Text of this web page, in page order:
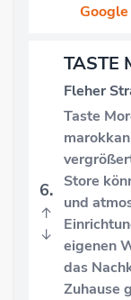
6.
↑
↓
TASTE
Fleher
Taste
Store
und
eigenen
das
Zuhause